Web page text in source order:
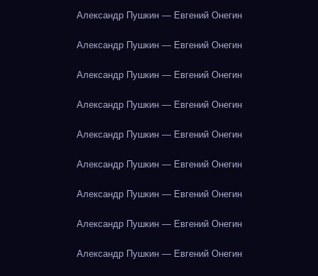
Александр Пушкин — Евгений Онегин
Александр Пушкин — Евгений Онегин
Александр Пушкин — Евгений Онегин
Александр Пушкин — Евгений Онегин
Александр Пушкин — Евгений Онегин
Александр Пушкин — Евгений Онегин
Александр Пушкин — Евгений Онегин
Александр Пушкин — Евгений Онегин
Александр Пушкин — Евгений Онегин